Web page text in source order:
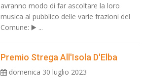
avranno modo di far ascoltare la loro
musica al pubblico delle varie frazioni del
Comune: ▶️ ...
Premio Strega All'Isola D'Elba
domenica 30 luglio 2023